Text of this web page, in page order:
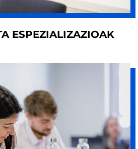
ESPEZIALIZAZIOAK